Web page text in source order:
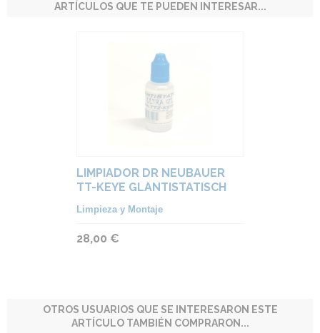
ARTÍCULOS QUE TE PUEDEN INTERESAR...
LIMPIADOR DR NEUBAUER
TT-KEYE GLANTISTATISCH
Limpieza y Montaje
28,00 €
OTROS USUARIOS QUE SE INTERESARON ESTE
ARTÍCULO TAMBIÉN COMPRARON...